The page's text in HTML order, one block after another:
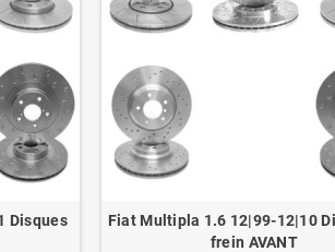
Disques
Fiat Multipla 1.6 12|99-12|10
frein AVANT